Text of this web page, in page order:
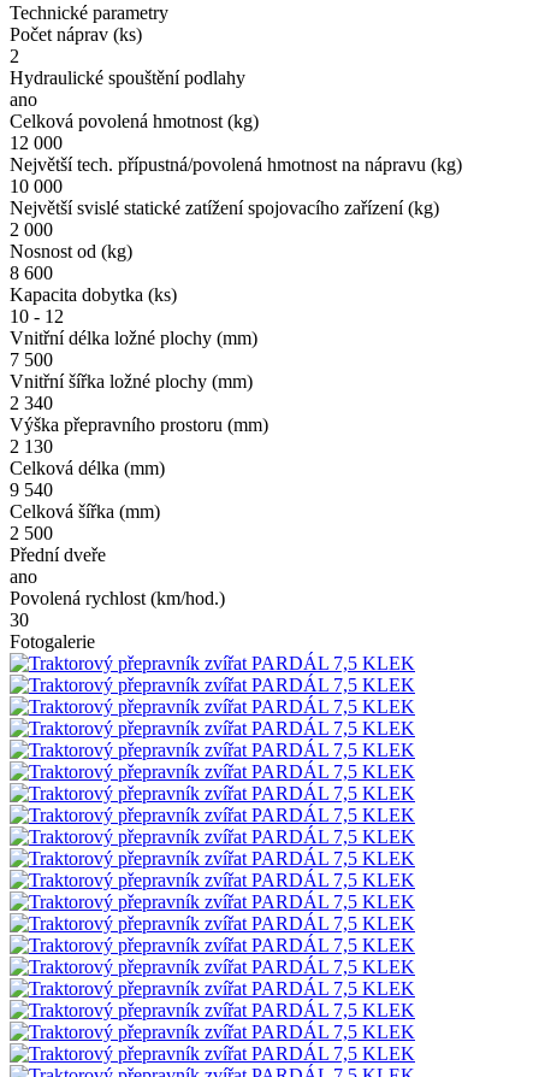
Technické parametry
Počet náprav (ks)
2
Hydraulické spouštění podlahy
ano
Celková povolená hmotnost (kg)
12 000
Největší tech. přípustná/povolená hmotnost na nápravu (kg)
10 000
Největší svislé statické zatížení spojovacího zařízení (kg)
2 000
Nosnost od (kg)
8 600
Kapacita dobytka (ks)
10 - 12
Vnitřní délka ložné plochy (mm)
7 500
Vnitřní šířka ložné plochy (mm)
2 340
Výška přepravního prostoru (mm)
2 130
Celková délka (mm)
9 540
Celková šířka (mm)
2 500
Přední dveře
ano
Povolená rychlost (km/hod.)
30
Fotogalerie